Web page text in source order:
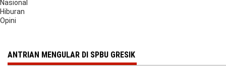
Nasional
Hiburan
Opini
ANTRIAN MENGULAR DI SPBU GRESIK